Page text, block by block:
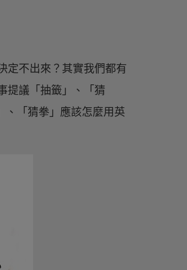
定不出來？其實我們都有
提議「抽籤」、「猜
、「猜拳」應該怎麼用英